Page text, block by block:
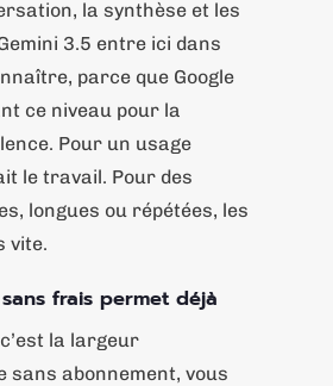
la synthèse et les
3.5 entre ici dans
parce que Google
ce niveau pour la
Pour un usage
le travail. Pour des
longues ou répétées, les
vite.
frais permet déjà
la largeur
sans abonnement, vous